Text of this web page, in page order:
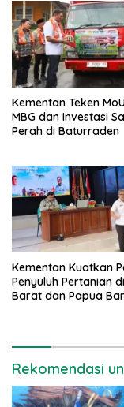
Kementan Teken
MBG dan Investasi
Perah di Baturraden
Kementan Kuatkan
Penyuluh Pertanian
Barat dan Papua
Rekomendasi